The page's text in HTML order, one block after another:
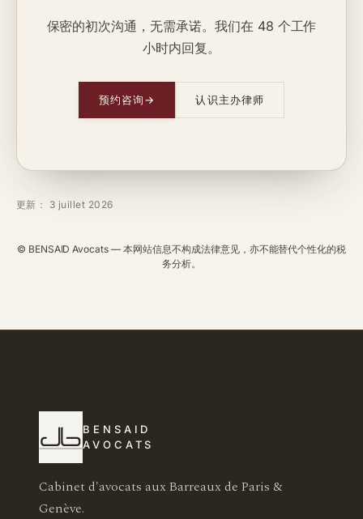
保密的初次沟通，无需承诺。我们在 48 个工作
小时内回复。
预约咨询→ 认识主办律师
更新： 3 juillet 2026
© BENSAID Avocats — 本网站信息不构成法律意见，亦不能替代个性化的税
务分析。
BENSAID
AVOCATS
Cabinet d'avocats aux Barreaux de Paris &
Genève.